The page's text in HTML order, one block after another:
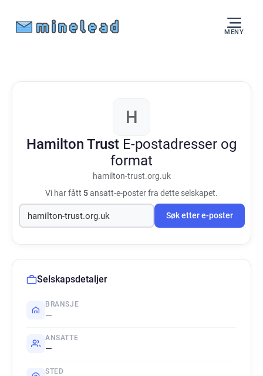
MENY
H
Hamilton Trust E-postadresser og
format
hamilton-trust.org.uk
Vi har fått 5ansatt-e-poster fra dette selskapet.
Søk etter e-poster
Selskapsdetaljer
BRANSJE
—
ANSATTE
—
STED